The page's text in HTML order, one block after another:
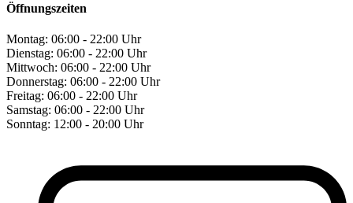
Öffnungszeiten
Montag: 06:00 - 22:00 Uhr
Dienstag: 06:00 - 22:00 Uhr
Mittwoch: 06:00 - 22:00 Uhr
Donnerstag: 06:00 - 22:00 Uhr
Freitag: 06:00 - 22:00 Uhr
Samstag: 06:00 - 22:00 Uhr
Sonntag: 12:00 - 20:00 Uhr